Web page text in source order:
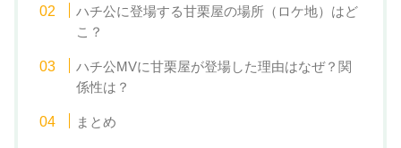
ハチ公に登場する甘栗屋の場所（ロケ地）はど
こ？
ハチ公MVに甘栗屋が登場した理由はなぜ？関
係性は？
まとめ